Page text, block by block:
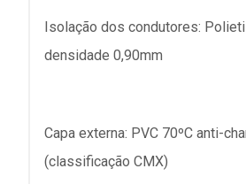
Isolação dos condutores:
densidade 0,90mm
Capa externa: PVC 70ºC anti-
(classificação CMX)